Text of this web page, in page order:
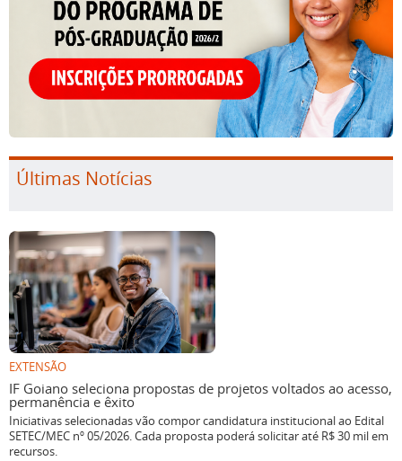
Últimas Notícias
EXTENSÃO
IF Goiano seleciona propostas de projetos voltados ao acesso,
permanência e êxito
Iniciativas selecionadas vão compor candidatura institucional ao Edital
SETEC/MEC nº 05/2026. Cada proposta poderá solicitar até R$ 30 mil em
recursos.